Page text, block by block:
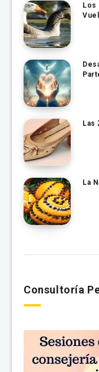
Los
Las
La
Consultoría